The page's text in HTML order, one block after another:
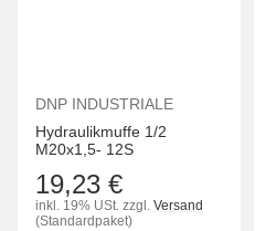
DNP INDUSTRIALE
Hydraulikmuffe 1/2
M20x1,5- 12S
19,23 €
inkl. 19% USt. zzgl. Versand
(Standardpaket)